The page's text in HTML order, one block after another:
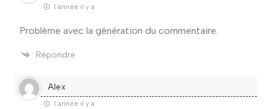
1 année il y a
Problème avec la génération du commentaire.
Répondre
Alex
1 année il y a